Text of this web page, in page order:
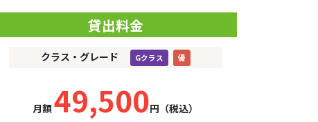
貸出料金
クラス・グレード Gクラス 優
月額49,500円（税込）